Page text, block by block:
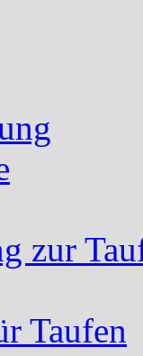
zur
Taufen